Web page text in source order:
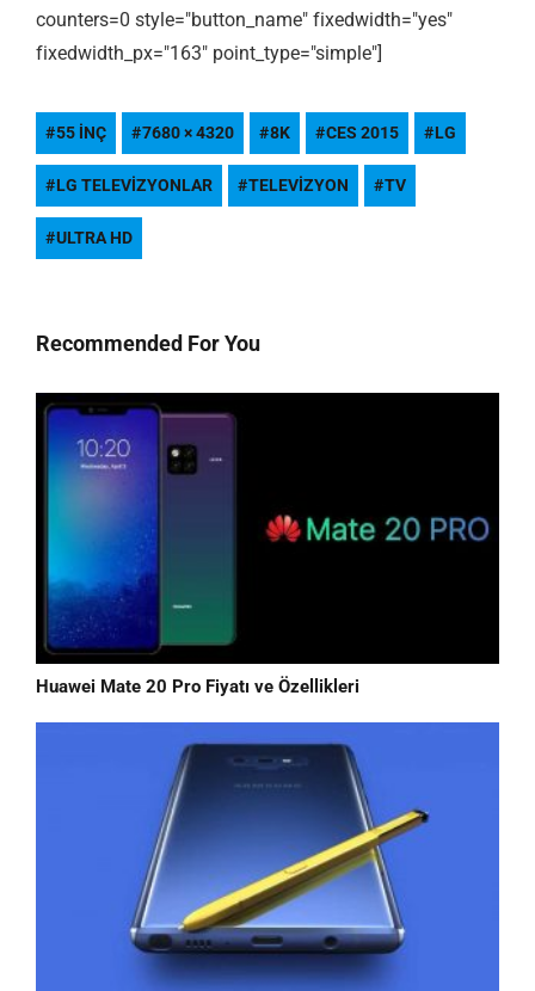
counters=0 style="button_name" fixedwidth="yes"
fixedwidth_px="163" point_type="simple"]
55 INÇ 7680 × 4320 8K CES 2015 LG
LG TELEVIZYONLAR TELEVIZYON TV
ULTRA HD
Recommended For You
Huawei Mate 20 Pro Fiyatı ve Özellikleri